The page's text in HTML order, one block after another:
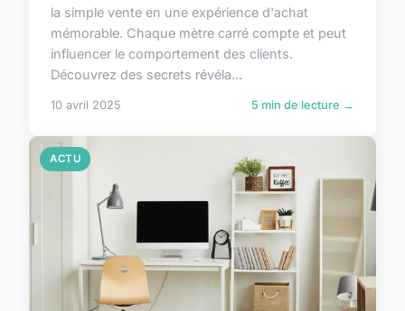
la simple vente en une expérience d'achat
mémorable. Chaque mètre carré compte et peut
influencer le comportement des clients.
Découvrez des secrets révéla...
10 avril 2025 5 min de lecture →
ACTU